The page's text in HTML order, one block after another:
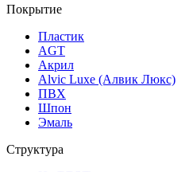
Покрытие
Пластик
AGT
Акрил
Alvic Luxe (Алвик Люкс)
ПВХ
Шпон
Эмаль
Структура